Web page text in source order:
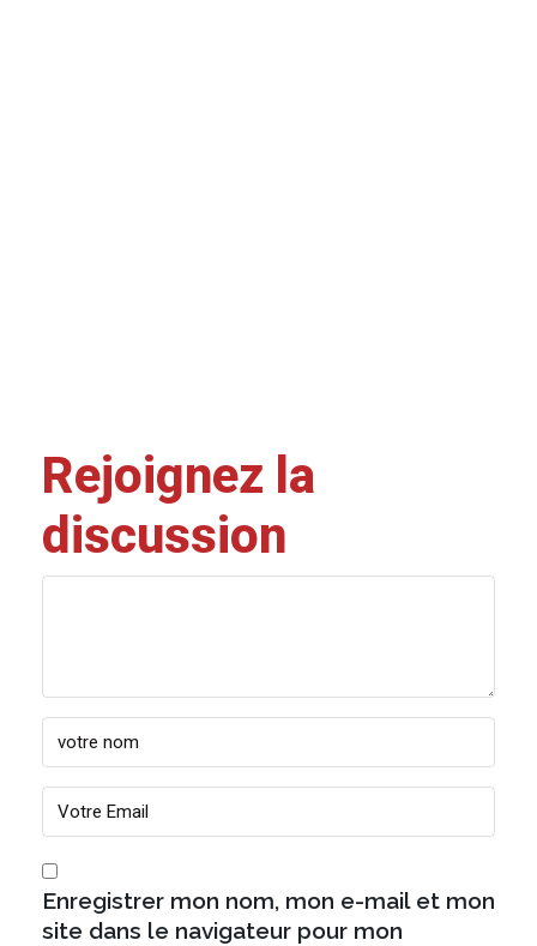
Rejoignez la
discussion
Enregistrer mon nom, mon e-mail et mon
site dans le navigateur pour mon